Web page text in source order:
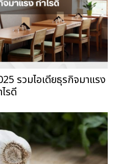
รวมไอเดียธุรกิจมาแรง
รดี